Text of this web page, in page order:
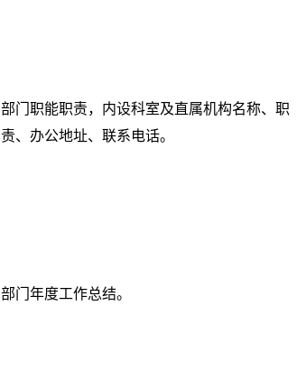
部门职能职责，内设科室及直属机构名称、职
责、办公地址、联系电话。
部门年度工作总结。